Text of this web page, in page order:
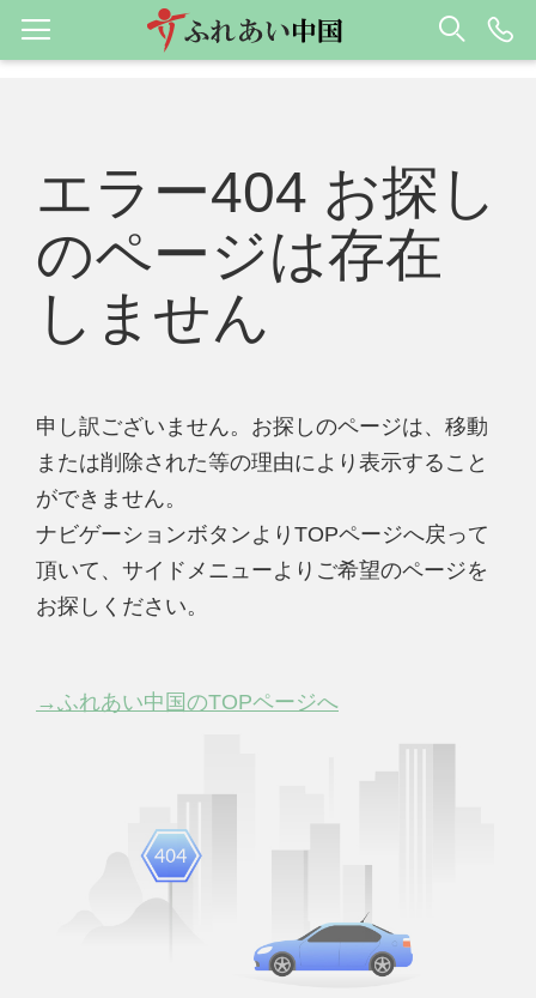
エラー404 お探し
のページは存在
しません
申し訳ございません。お探しのページは、移動
または削除された等の理由により表示すること
ができません。
ナビゲーションボタンよりTOPページへ戻って
頂いて、サイドメニューよりご希望のページを
お探しください。
→ふれあい中国のTOPページへ